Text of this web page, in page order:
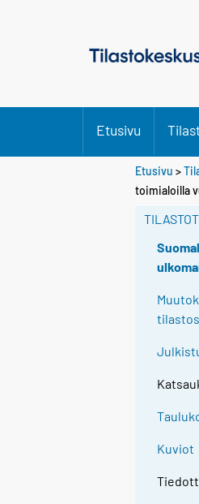
Etusivu
Etusivu >
toimialoilla
TILASTOT
Kuviot